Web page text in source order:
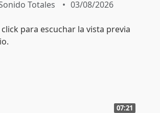
Totales 03/08/2026
07:21